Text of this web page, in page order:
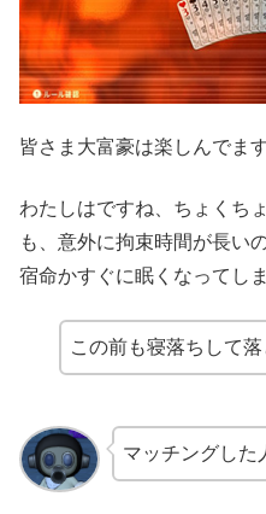
皆さま大富豪は楽しんでま
わたしはですね、ちょくち
も、意外に拘束時間が長い
宿命かすぐに眠くなってし
この前も寝落ちして
マッチングした